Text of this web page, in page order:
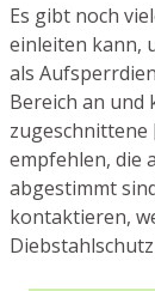
Es gibt noch
einleiten kann,
als
Bereich an und
empfehlen, die
abgestimmt
kontaktieren,